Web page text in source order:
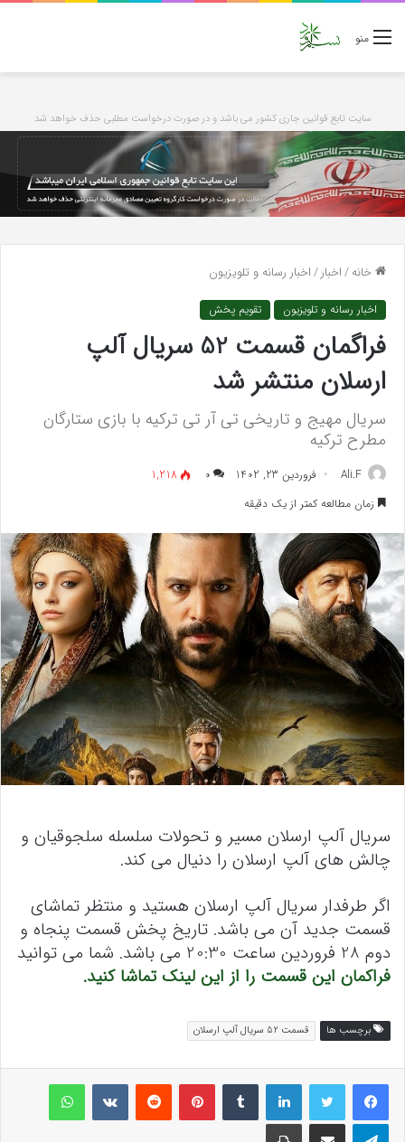
منو
سایت تابع قوانین جاری کشور می باشد و در صورت درخواست مطلبی حذف خواهد شد
خانه/اخبار/اخبار رسانه و تلویزیون
اخبار رسانه و تلویزیون تقویم پخش
فراگمان قسمت 52 سریال آلپ
ارسلان منتشر شد
سریال مهیج و تاریخی تی آر تی ترکیه با بازی ستارگان
مطرح ترکیه
Ali.F فروردین 23, 1402 ۰
1,218
زمان مطالعه کمتر از یک دقیقه
سریال آلپ ارسلان مسیر و تحولات سلسله سلجوقیان و
چالش های آلپ ارسلان را دنیال می کند.
اگر طرفدار سریال آلپ ارسلان هستید و منتظر تماشای
قسمت جدید آن می باشد. تاریخ پخش قسمت پنجاه و
دوم 28 فروردین ساعت 20:30 می باشد. شما می توانید
فراکمان این قسمت را از این لینک تماشا کنید.
برچسب ها قسمت 52 سریال آلپ ارسلان
لینکداینتامبلر پینتریستReddit
VKontakteواتس آپ
تلگرام اشتراک گذاری با ایمیل چاپ